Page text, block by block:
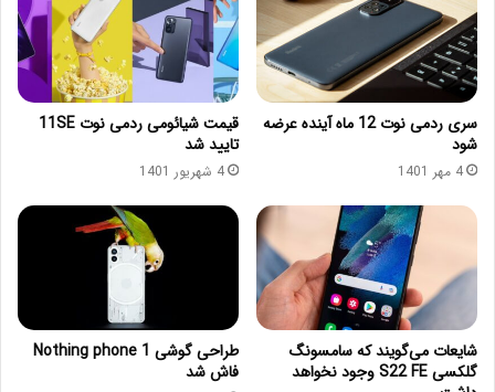
سری ردمی نوت 12 ماه آینده عرضه
شود
4 مهر 1401
قیمت شیائومی ردمی نوت 11SE
تایید شد
4 شهریور 1401
شایعات می‌گویند که سامسونگ
گلکسی S22 FE وجود نخواهد
طراحی گوشی Nothing phone 1
فاش شد